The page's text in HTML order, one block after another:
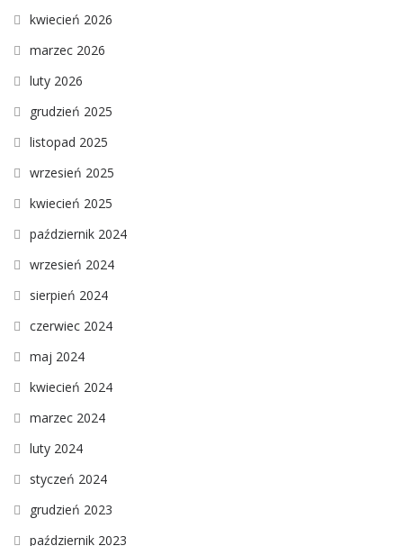
kwiecień 2026
marzec 2026
luty 2026
grudzień 2025
listopad 2025
wrzesień 2025
kwiecień 2025
październik 2024
wrzesień 2024
sierpień 2024
czerwiec 2024
maj 2024
kwiecień 2024
marzec 2024
luty 2024
styczeń 2024
grudzień 2023
październik 2023